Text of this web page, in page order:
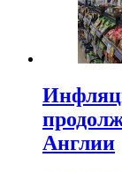
Англии